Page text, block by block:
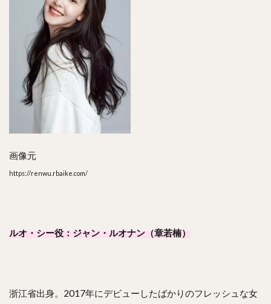
画像元
https://renwu.rbaike.com/
ルオ・シー役：ジャン・ルオナン（章若楠）
浙江省出身。2017年にデビューしたばかりのフレッシュな女